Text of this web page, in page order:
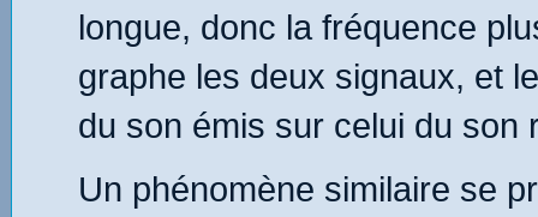
longue, donc la fréquence
graphe les deux signaux, et
du son émis sur celui du son
Un phénomène similaire se